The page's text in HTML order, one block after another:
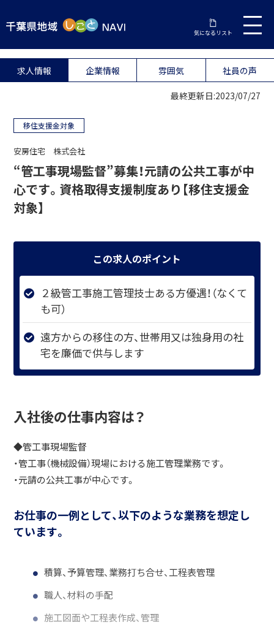
気になるリスト
求人情報 企業情報 雰囲気 社員の声
最終更新日:2023/07/27
移住支援金対象
安房住宅 株式会社
“管工事現場監督”募集！元請の公共工事が中
心です。資格取得支援制度あり【移住支援金
対象】
この求人のポイント
２級管工事施工管理技士ある方優遇！（なくて
も可）
遠方からの移住の方、世帯用又は独身用の社
宅を廉価で供与します
入社後の仕事内容は？
◆管工事現場監督
・管工事（機械設備）現場における施工管理業務です。
・元請の公共工事が中心です。
お仕事の一例として、以下のような業務を想定し
ています。
積算、予算管理、業務打ち合せ、工程表管理
職人、材料の手配
施工図面や工程表作成、管理